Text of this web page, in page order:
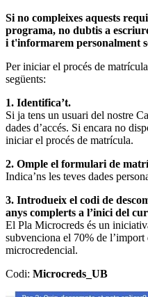
Si no compleixes aquests
programa, no dubtis a
i t'informarem personalment
Per iniciar el procés de
següents:
1. Identifica’t.
Si ja tens un usuari del nostre
dades d’accés. Si encara no
iniciar el procés de matrícula.
2. Omple el formulari de
Indica’ns les teves dades
3. Introdueix el codi de
anys complerts a l’inici del
El Pla Microcreds és un
subvenciona el 70% de l’import
microcredencial.
Codi: Microcreds_UB